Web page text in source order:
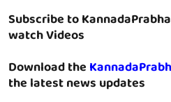
Subscribe to KannadaPrabha
watch Videos
Download the
the latest news updates